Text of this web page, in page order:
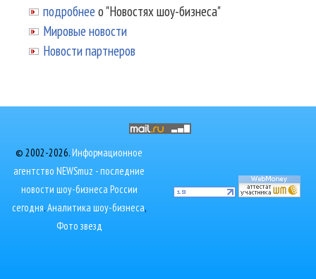
подробнее о "Новостях шоу-бизнеса"
Мировые новости
Новости партнеров
© 2002-2026.Информационное
агентство NEWSmuz - последние
новости шоу-бизнеса России
сегодня.Аналитика шоу-бизнеса,
Фото звезд